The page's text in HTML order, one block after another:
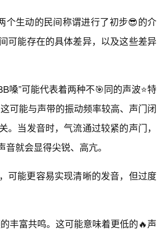
个生动的民间称谓进行了初步😎的介
可能存在的具体差异，以及这些差异
嗓”可能代表着两种不🎯同的声波⭐特
可能与声带的振动频率较高、声门闭
当发音时，气流通过较紧的声门，
就会显得尖锐、高亢。
可能更容易实现清晰的发音，但过度
丰富共鸣。这可能意味着更低的🔥声